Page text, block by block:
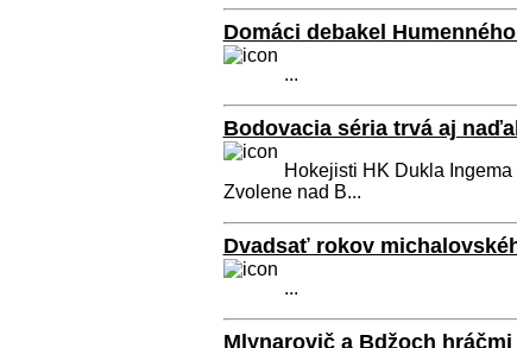
Domáci debakel
...
Bodovacia séria trvá aj
Hokejisti HK Dukla
Zvolene nad B...
Dvadsať rokov
...
Mlynarovič a Bdžoch